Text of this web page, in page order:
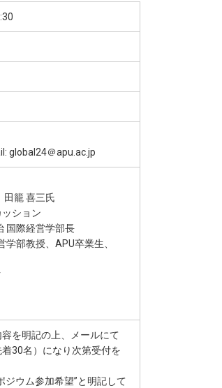
global24＠apu.ac.jp
籠 喜三氏
ション
国際経営学部長
部教授、APU卒業生、
を明記の上、メールにて
30名）になり次第受付を
加希望”と明記して